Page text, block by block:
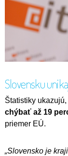
Slovensku
Štatistiky
chýbať až 19
priemer EÚ.
„Slovensko je